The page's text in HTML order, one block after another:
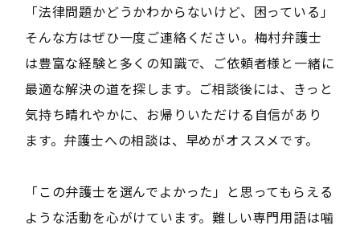
「法律問題かどうかわからないけど、困っている」
そんな方はぜひ一度ご連絡ください。梅村弁護士
は豊富な経験と多くの知識で、ご依頼者様と一緒に
最適な解決の道を探します。ご相談後には、きっと
気持ち晴れやかに、お帰りいただける自信があり
ます。弁護士への相談は、早めがオススメです。
「この弁護士を選んでよかった」と思ってもらえる
ような活動を心がけています。難しい専門用語は噛